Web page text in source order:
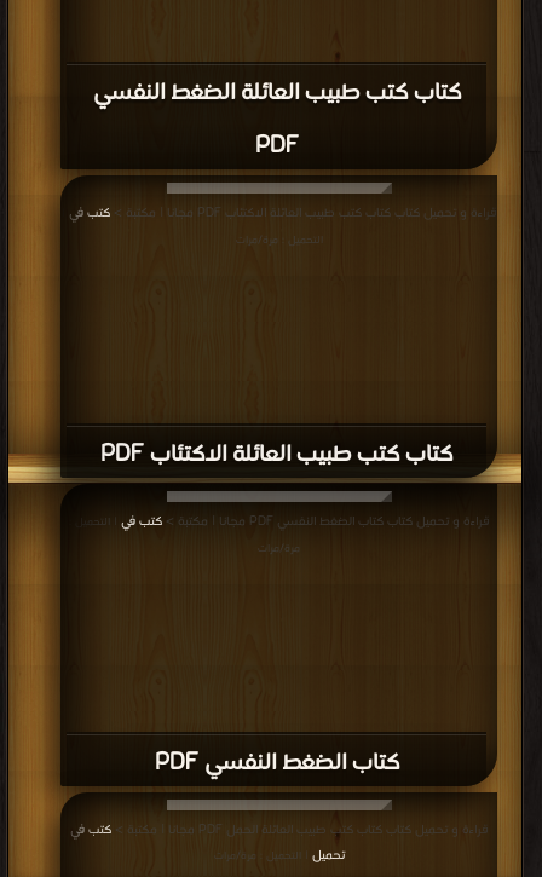
كتاب كتب طبيب العائلة الضغط النفسي
PDF
كتاب كتب طبيب العائلة الاكتئاب PDF
قراءة و تحميل كتاب كتاب كتب طبيب العائلة الاكتئاب PDF مجانا | مكتبة > كتب في
التحميل : مرة/مرات
كتاب الضغط النفسي PDF
قراءة و تحميل كتاب كتاب الضغط النفسي PDF مجانا | مكتبة > كتب في
| التحميل :
مرة/مرات
قراءة و تحميل كتاب كتاب كتب طبيب العائلة الحمل PDF مجانا | مكتبة >
كتب في
تحميل
| التحميل : مرة/مرات